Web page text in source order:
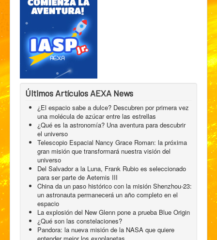
Últimos Artículos AEXA News
¿El espacio sabe a dulce? Descubren por primera vez
una molécula de azúcar entre las estrellas
¿Qué es la astronomía? Una aventura para descubrir
el universo
Telescopio Espacial Nancy Grace Roman: la próxima
gran misión que transformará nuestra visión del
universo
Del Salvador a la Luna, Frank Rubio es seleccionado
para ser parte de Aetemis III
China da un paso histórico con la misión Shenzhou-23:
un astronauta permanecerá un año completo en el
espacio
La explosión del New Glenn pone a prueba Blue Origin
¿Qué son las constelaciones?
Pandora: la nueva misión de la NASA que quiere